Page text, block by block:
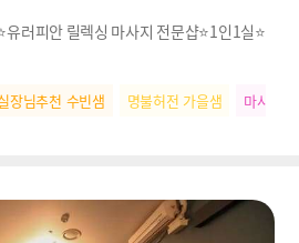
러피안 릴렉싱 마사지 전문샵⭐️1인1실⭐️
장님추천 수빈샘 명불허전 가을샘 마사지